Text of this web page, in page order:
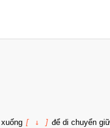
[ ↓ ] để di chuyển